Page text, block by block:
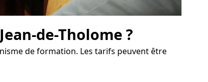
de-Tholome ?
de formation. Les tarifs peuvent être